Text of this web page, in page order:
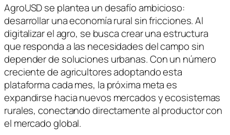
AgroUSD se plantea un desafío ambicioso:
desarrollar una economía rural sin fricciones. Al
digitalizar el agro, se busca crear una estructura
que responda a las necesidades del campo sin
depender de soluciones urbanas. Con un número
creciente de agricultores adoptando esta
plataforma cada mes, la próxima meta es
expandirse hacia nuevos mercados y ecosistemas
rurales, conectando directamente al productor con
el mercado global.